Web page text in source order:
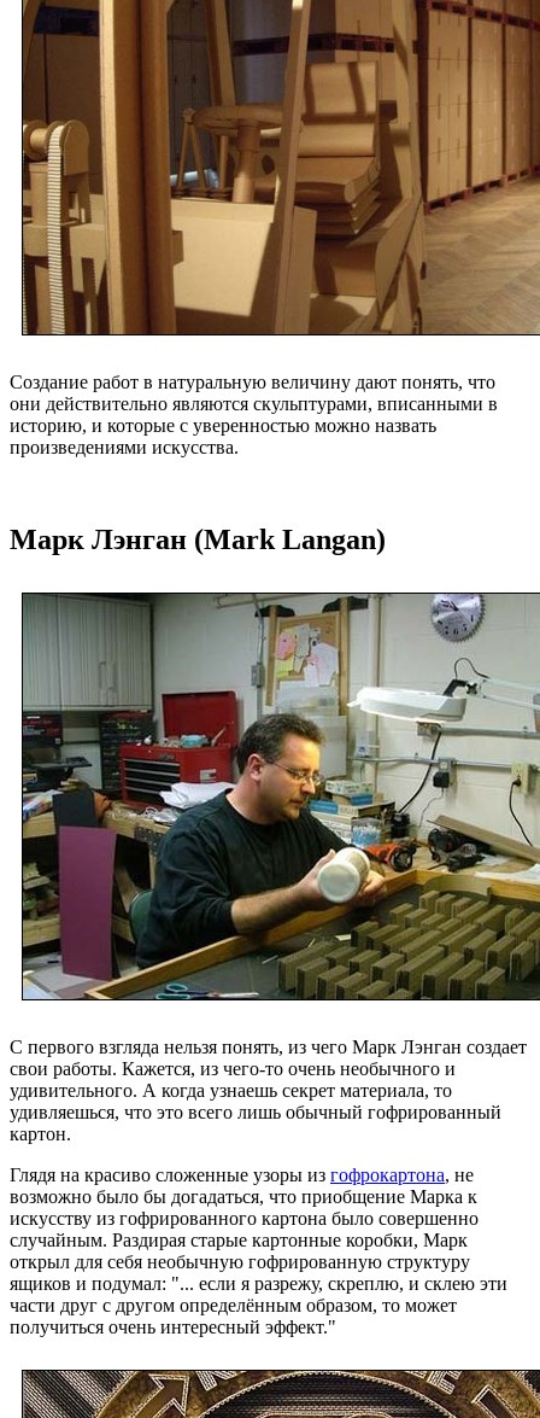
Создание работ в натуральную величину дают понять, что
они действительно являются скульптурами, вписанными в
историю, и которые с уверенностью можно назвать
произведениями искусства.
Марк Лэнган (Mark Langan)
С первого взгляда нельзя понять, из чего Марк Лэнган создает
свои работы. Кажется, из чего-то очень необычного и
удивительного. А когда узнаешь секрет материала, то
удивляешься, что это всего лишь обычный гофрированный
картон.
Глядя на красиво сложенные узоры из гофрокартона, не
возможно было бы догадаться, что приобщение Марка к
искусству из гофрированного картона было совершенно
случайным. Раздирая старые картонные коробки, Марк
открыл для себя необычную гофрированную структуру
ящиков и подумал: "... если я разрежу, скреплю, и склею эти
части друг с другом определённым образом, то может
получиться очень интересный эффект."